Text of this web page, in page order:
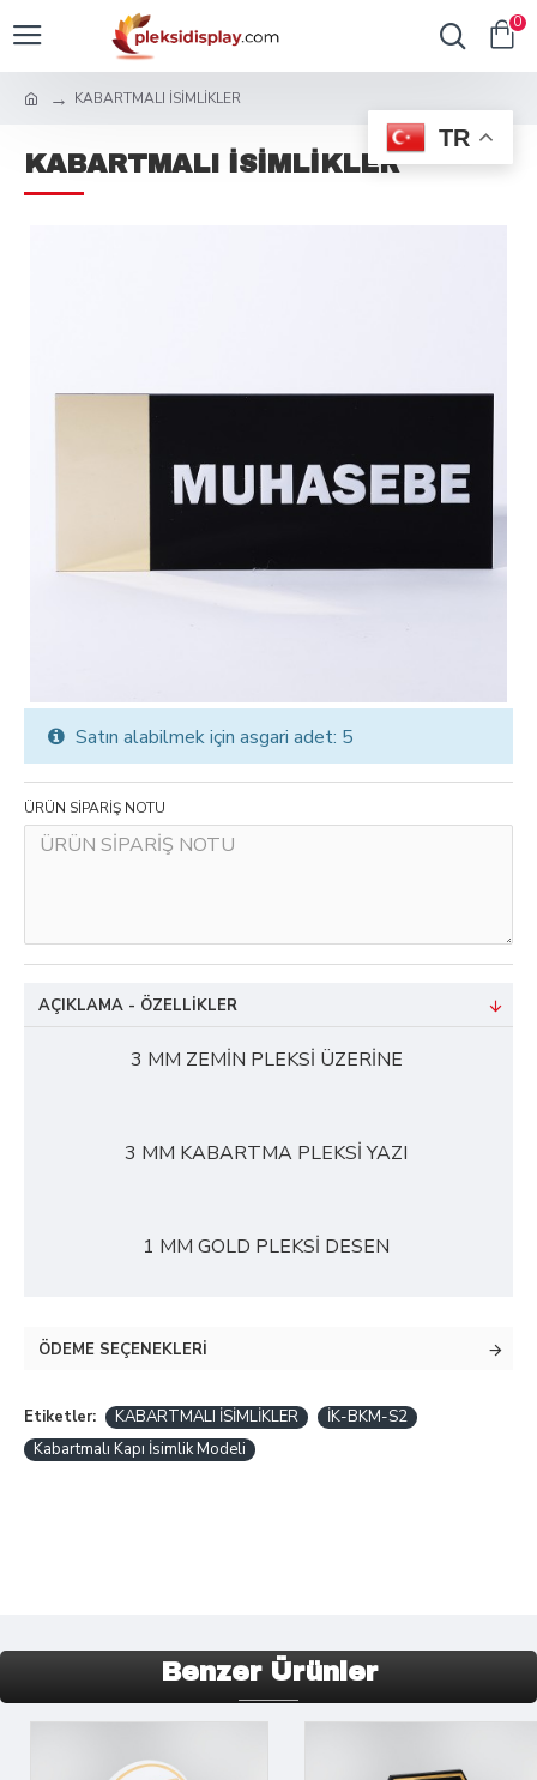
TR
0
KABARTMALI İSİMLİKLER
KABARTMALI İSİMLİKLER
ÜRÜN SİPARİŞ NOTU
Satın alabilmek için asgari adet: 5
AÇIKLAMA - ÖZELLIKLER
3 MM ZEMİN PLEKSİ ÜZERİNE
3 MM KABARTMA PLEKSİ YAZI
1 MM GOLD PLEKSİ DESEN
ÖDEME SEÇENEKLERI
Etiketler: KABARTMALI İSİMLİKLER
İK-BKM-S2
Kabartmalı Kapı İsimlik Modeli
Benzer Ürünler